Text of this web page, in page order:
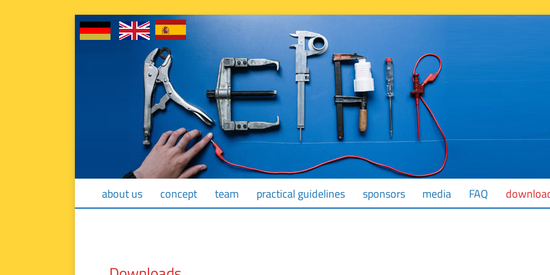
Skip
about us concept team practical guidelines sponsors media FAQ